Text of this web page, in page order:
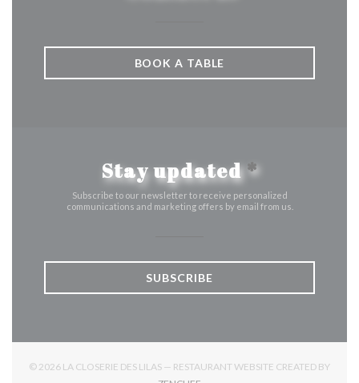
BOOK A TABLE
Stay updated*
Subscribe to our newsletter to receive personalized
communications and marketing offers by email from us.
SUBSCRIBE
© 2026 LA CLOSERIE DES LILAS — RESTAURANT WEBSITE CREATED BY